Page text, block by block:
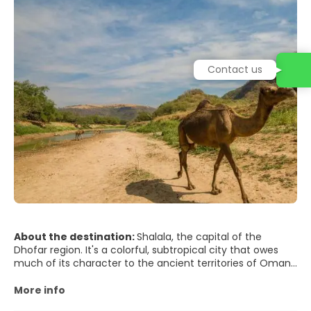
About the destination:Shalala, the capital of the
Dhofar region. It's a colorful, subtropical city that owes
much of its character to the ancient territories of Oman
banana plantations, papayas and coconuts of Salalah
More info
Contact us